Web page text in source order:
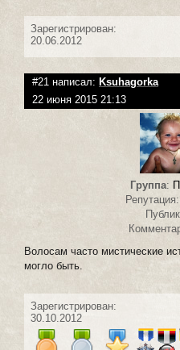
Зарегистрирован:
20.06.2012
#21 написал: Ksuhagorka
22 июня 2015 21:13
Группа:
Репутация:
Волосам часто мистические
могло быть.
Зарегистрирован:
30.10.2012